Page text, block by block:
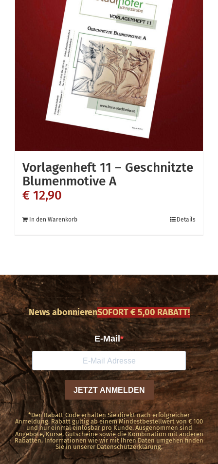
Vorlagenheft 11 – Geschnitzte
Blumenmotive A
€ 12,90
In den Warenkorb Details
News abonnierenSOFORT € 5,00 RABATT!
*Den Rabatt-Code erhalten Sie direkt nach erfolgreicher
Anmeldung. Rabatt gültig ab einem Mindestbestellwert von € 100
und nur einmal einlösbar pro Kunde. Ausgenommen sind
Angebote, Kurse, Gutscheine sowie die Kombination mit anderen
Rabatten. Informationen wie wir mit Ihren Daten umgehen finden
Sie in unserer Datenschutzerklärung.